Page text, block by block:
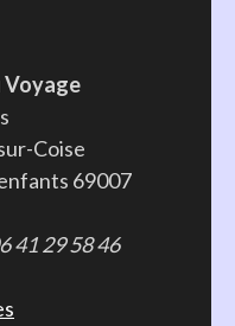
Voyage
Coise
69007
41 29 58 46